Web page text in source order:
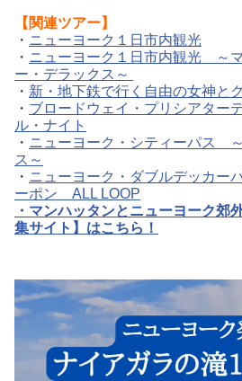
【 関連ツアー】
・ ニューヨーク１日市内観光
・ ニューヨーク１日市内観光 ～
ー・デラックス～
・ 新・地下鉄で行く自由の女神と
・ ブロードウェイ・プリシアター
ル・ナイト
・ ニューヨーク・シティーパス
ス～
・ ニューヨーク・ダブルデッカー
ーポン ALL LOOP
・ マンハッタンとニューヨーク郊
集サイト】はこちら！